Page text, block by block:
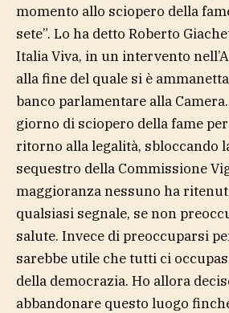
momento allo sciopero della
sete”. Lo ha detto Roberto
Italia Viva, in un intervento
alla fine del quale si è
banco parlamentare alla
giorno di sciopero della fame
ritorno alla legalità, sbloccando
sequestro della Commissione
maggioranza nessuno ha
qualsiasi segnale, se non
salute. Invece di preoccuparsi
sarebbe utile che tutti ci
della democrazia. Ho allora
abbandonare questo luogo